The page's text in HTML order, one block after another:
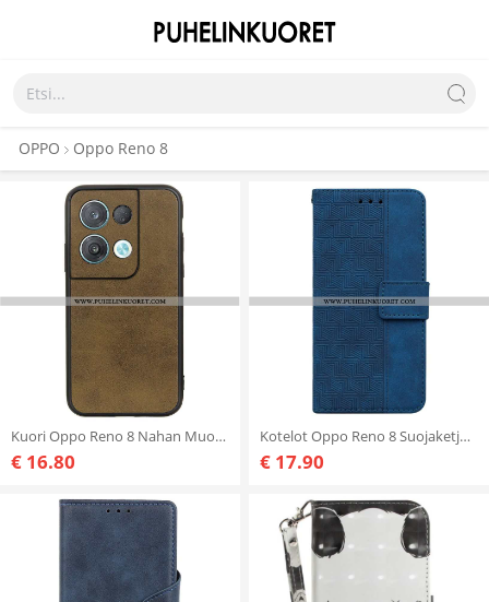
OPPO Oppo Reno 8
Kuori Oppo Reno 8 Nahan Muotoilu
€ 16.80
Kotelot Oppo Reno 8 Suojaketju Kuori Hihnallinen Kuvio
€ 17.90